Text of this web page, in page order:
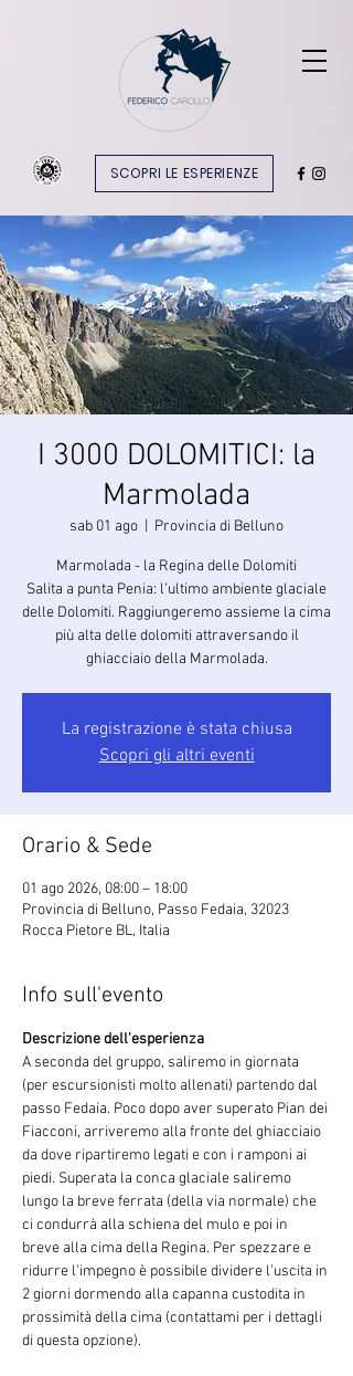
SCOPRI LE ESPERIENZE
I 3000 DOLOMITICI: la
Marmolada
sab 01 ago Provincia di Belluno
Marmolada - la Regina delle Dolomiti
Salita a punta Penia: l’ultimo ambiente glaciale
delle Dolomiti. Raggiungeremo assieme la cima
più alta delle dolomiti attraversando il
ghiacciaio della Marmolada.
La registrazione è stata chiusa
Scopri gli altri eventi
Orario & Sede
01 ago 2026, 08:00 – 18:00
Provincia di Belluno, Passo Fedaia, 32023
Rocca Pietore BL, Italia
Info sull'evento
Descrizione dell'esperienza
A seconda del gruppo, saliremo in giornata
(per escursionisti molto allenati) partendo dal
passo Fedaia. Poco dopo aver superato Pian dei
Fiacconi, arriveremo alla fronte del ghiacciaio
da dove ripartiremo legati e con i ramponi ai
piedi. Superata la conca glaciale saliremo
lungo la breve ferrata (della via normale) che
ci condurrà alla schiena del mulo e poi in
breve alla cima della Regina. Per spezzare e
ridurre l’impegno è possibile dividere l’uscita in
2 giorni dormendo alla capanna custodita in
prossimità della cima (contattami per i dettagli
di questa opzione).